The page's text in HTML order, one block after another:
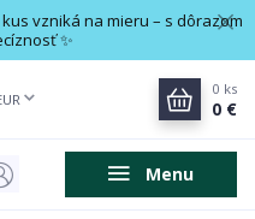
vzniká na mieru – s dôrazom
✨
Menu
0 ks
0 €